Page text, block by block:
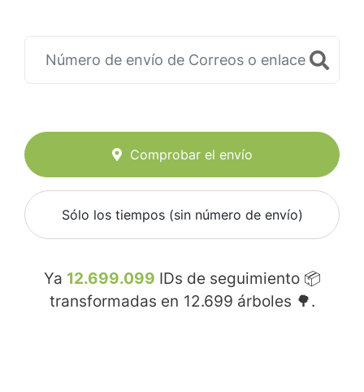
Comprobar el envío
Sólo los tiempos (sin número de envío)
Ya 12.699.099 IDs de seguimiento 📦
transformadas en 12.699 árboles 🌳.